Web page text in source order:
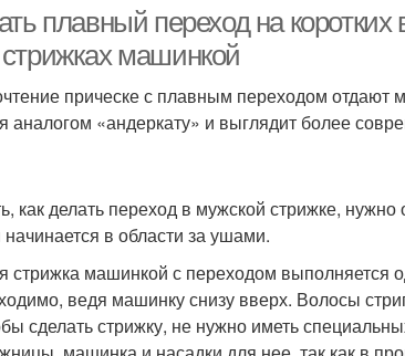
плавный переход на коротких
машинкой
прическе с плавным переходом
аналогом «андеркату» и выглядит более
как делать переход в мужской стрижке,
в области за ушами.
стрижка машинкой с переходом выполняется
ведя машинку снизу вверх. Волосы
сделать стрижку, не нужно иметь